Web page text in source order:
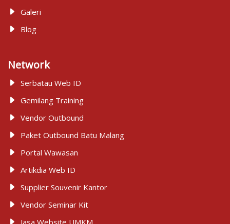
Galeri
Blog
Network
Serbatau Web ID
Gemilang Training
Vendor Outbound
Paket Outbound Batu Malang
Portal Wawasan
Artikdia Web ID
Supplier Souvenir Kantor
Vendor Seminar Kit
Jasa Website UMKM